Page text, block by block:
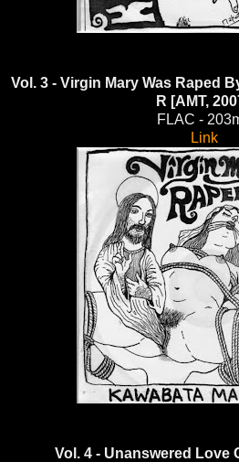
Vol. 3 - Virgin Mary Was Raped
R [AMT,
FLAC -
Link
Vol. 4 - Unanswered Love